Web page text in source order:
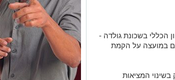
הכללי בשכונת גולדה -
במועצה על הקמת
המציאות